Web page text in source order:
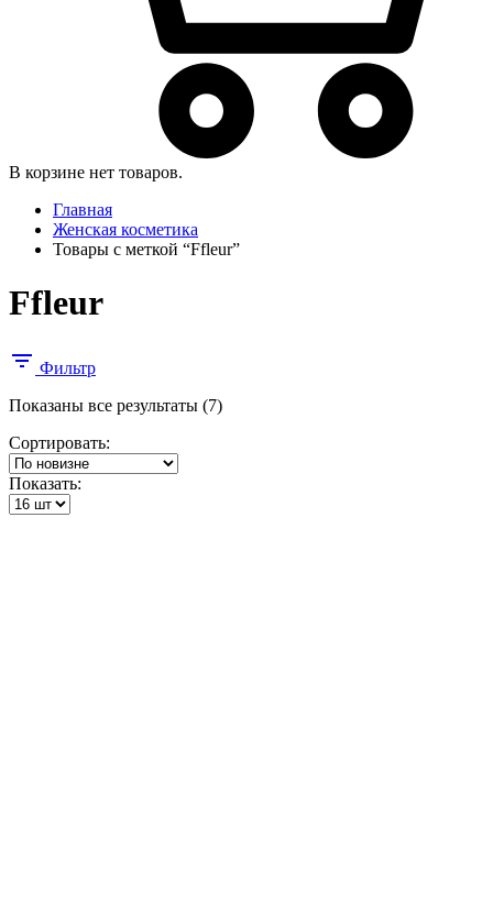
В корзине нет товаров.
Главная
Женская косметика
Товары с меткой “Ffleur”
Ffleur
Фильтр
Показаны все результаты (7)Сортировка:
Сортировать:
Показать: